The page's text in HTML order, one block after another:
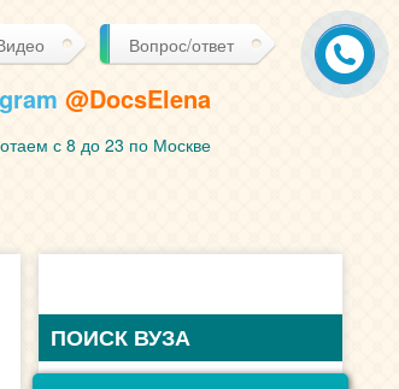
Вопрос/ответ
@DocsElena
с 8 до 23 по Москве
ПОИСК ВУЗА